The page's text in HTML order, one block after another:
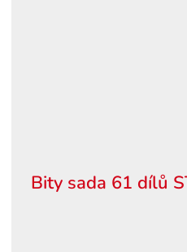
Bity sada 61 dílů